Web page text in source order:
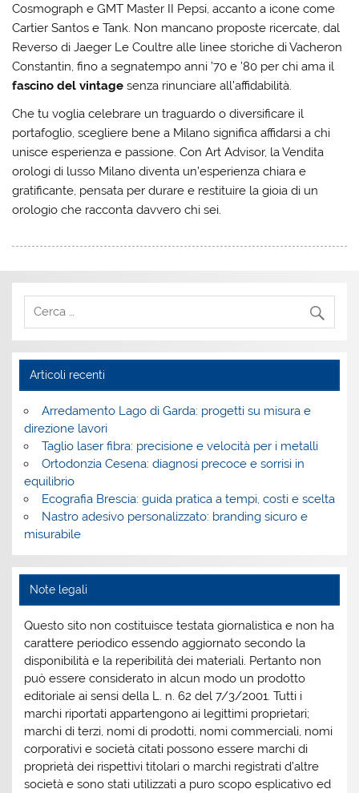
Cosmograph e GMT Master II Pepsi, accanto a icone come
Cartier Santos e Tank. Non mancano proposte ricercate, dal
Reverso di Jaeger Le Coultre alle linee storiche di Vacheron
Constantin, fino a segnatempo anni ’70 e ’80 per chi ama il
fascino del vintage senza rinunciare all’affidabilità.
Che tu voglia celebrare un traguardo o diversificare il
portafoglio, scegliere bene a Milano significa affidarsi a chi
unisce esperienza e passione. Con Art Advisor, la Vendita
orologi di lusso Milano diventa un’esperienza chiara e
gratificante, pensata per durare e restituire la gioia di un
orologio che racconta davvero chi sei.
Articoli recenti
Arredamento Lago di Garda: progetti su misura e
direzione lavori
Taglio laser fibra: precisione e velocità per i metalli
Ortodonzia Cesena: diagnosi precoce e sorrisi in
equilibrio
Ecografia Brescia: guida pratica a tempi, costi e scelta
Nastro adesivo personalizzato: branding sicuro e
misurabile
Note legali
Questo sito non costituisce testata giornalistica e non ha
carattere periodico essendo aggiornato secondo la
disponibilità e la reperibilità dei materiali. Pertanto non
può essere considerato in alcun modo un prodotto
editoriale ai sensi della L. n. 62 del 7/3/2001. Tutti i
marchi riportati appartengono ai legittimi proprietari;
marchi di terzi, nomi di prodotti, nomi commerciali, nomi
corporativi e società citati possono essere marchi di
proprietà dei rispettivi titolari o marchi registrati d’altre
società e sono stati utilizzati a puro scopo esplicativo ed